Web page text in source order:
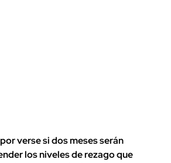
verse si dos meses serán
los niveles de rezago que